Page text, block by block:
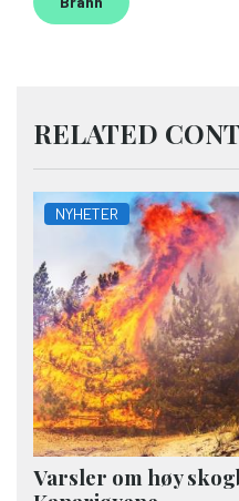
RELATED
NYHETER
Varsler om høy